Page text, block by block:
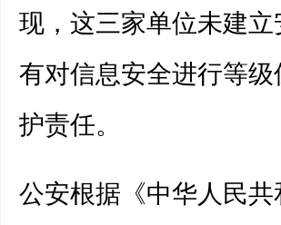
现，这三家单位未建
有对信息安全进行等
护责任。
公安根据《中华人民